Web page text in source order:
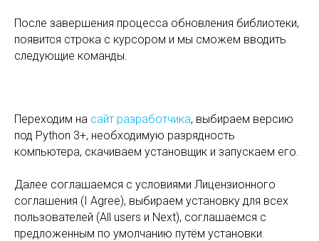
После завершения процесса обновления библиотеки,
появится строка с курсором и мы сможем вводить
следующие команды.
Переходим на сайт разработчика, выбираем версию
под Python 3+, необходимую разрядность
компьютера, скачиваем установщик и запускаем его.
Далее соглашаемся с условиями Лицензионного
соглашения (I Agree), выбираем установку для всех
пользователей (All users и Next), соглашаемся с
предложенным по умолчанию путём установки.